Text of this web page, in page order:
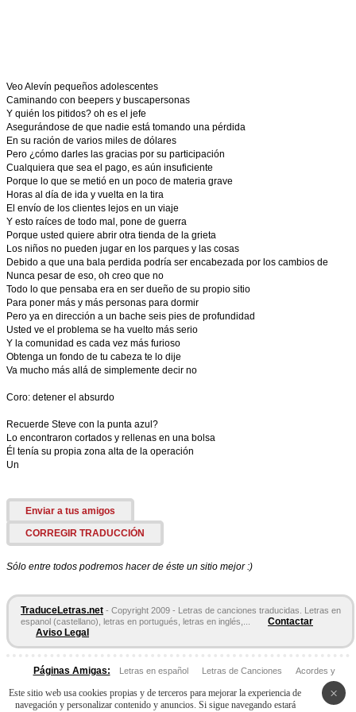
Veo Alevín pequeños adolescentes
Caminando con beepers y buscapersonas
Y quién los pitidos? oh es el jefe
Asegurándose de que nadie está tomando una pérdida
En su ración de varios miles de dólares
Pero ¿cómo darles las gracias por su participación
Cualquiera que sea el pago, es aún insuficiente
Porque lo que se metió en un poco de materia grave
Horas al día de ida y vuelta en la tira
El envío de los clientes lejos en un viaje
Y esto raíces de todo mal, pone de guerra
Porque usted quiere abrir otra tienda de la grieta
Los niños no pueden jugar en los parques y las cosas
Debido a que una bala perdida podría ser encabezada por los cambios de
Nunca pesar de eso, oh creo que no
Todo lo que pensaba era en ser dueño de su propio sitio
Para poner más y más personas para dormir
Pero ya en dirección a un bache seis pies de profundidad
Usted ve el problema se ha vuelto más serio
Y la comunidad es cada vez más furioso
Obtenga un fondo de tu cabeza te lo dije
Va mucho más allá de simplemente decir no
Coro: detener el absurdo
Recuerde Steve con la punta azul?
Lo encontraron cortados y rellenas en una bolsa
Él tenía su propia zona alta de la operación
Un
Enviar a tus amigos
CORREGIR TRADUCCIÓN
Sólo entre todos podremos hacer de éste un sitio mejor :)
TraduceLetras.net - Copyright 2009 - Letras de canciones traducidas. Letras en
espanol (castellano), letras en portugués, letras en inglés,...
Contactar
Aviso Legal
Páginas Amigas: Letras en español Letras de Canciones
Acordes y
×
Este sitio web usa cookies propias y de terceros para mejorar la experiencia de
navegación y personalizar contenido y anuncios. Si sigue navegando estará